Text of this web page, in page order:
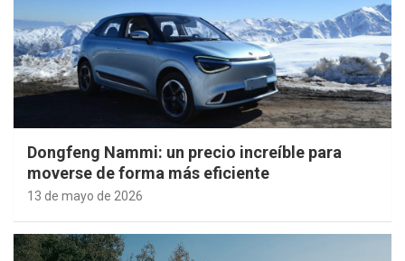
Dongfeng Nammi: un precio increíble para
moverse de forma más eficiente
13 de mayo de 2026